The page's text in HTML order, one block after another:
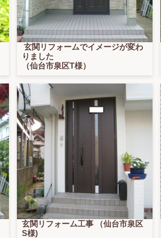
玄関リフォームでイメージが変わ
りました
（仙台市泉区T様）
玄関リフォーム工事 （仙台市泉区
S様)